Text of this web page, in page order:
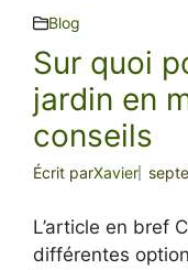
Blog
Sur quoi
jardin en
conseils
Écrit parXavier
L’article en bref
différentes